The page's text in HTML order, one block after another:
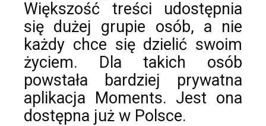
Większość treści udostępnia
się dużej grupie osób, a nie
każdy chce się dzielić swoim
życiem. Dla takich osób
powstała bardziej prywatna
aplikacja Moments. Jest ona
dostępna już w Polsce.